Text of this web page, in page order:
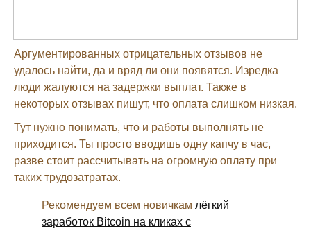
Аргументированных отрицательных отзывов не
удалось найти, да и вряд ли они появятся. Изредка
люди жалуются на задержки выплат. Также в
некоторых отзывах пишут, что оплата слишком низкая.
Тут нужно понимать, что и работы выполнять не
приходится. Ты просто вводишь одну капчу в час,
разве стоит рассчитывать на огромную оплату при
таких трудозатратах.
Рекомендуем всем новичкам лёгкий
заработок Bitcoin на кликах с